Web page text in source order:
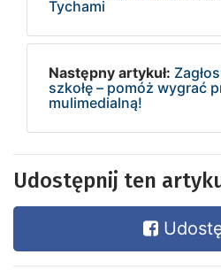
Tychami
Następny artykuł:
szkołę – pomóż wygrać
mulimedialną!
Udostępnij ten